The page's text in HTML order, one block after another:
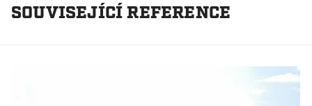
SOUVISEJÍCÍ REFERENCE